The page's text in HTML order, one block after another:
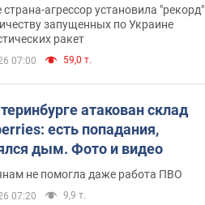
агрессор установила "рекорд"
запущенных по Украине
ракет
07:00 59,0 т.
атакован склад
есть попадания,
дым. Фото и видео
не помогла даже работа ПВО
07:20 9,9 т.